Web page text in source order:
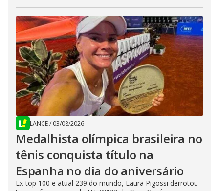
LANCE/ 03/08/2026
Medalhista olímpica brasileira no
tênis conquista título na
Espanha no dia do aniversário
Ex-top 100 e atual 239 do mundo, Laura Pigossi derrotou